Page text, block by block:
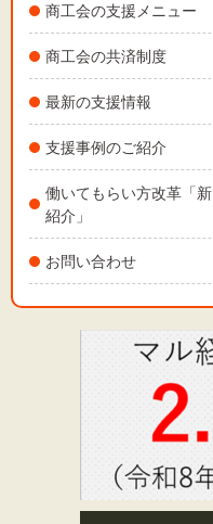
商工会の支援メニュー
商工会の共済制度
最新の支援情報
支援事例のご紹介
働いてもらい方改革「
紹介」
お問い合わせ